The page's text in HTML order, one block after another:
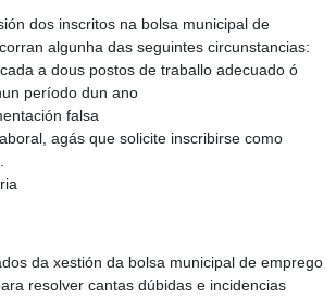
dos inscritos na bolsa municipal de
algunha das seguintes circunstancias:
a dous postos de traballo adecuado ó
período dun ano
falsa
agás que solicite inscribirse como
da xestión da bolsa municipal de emprego
resolver cantas dúbidas e incidencias